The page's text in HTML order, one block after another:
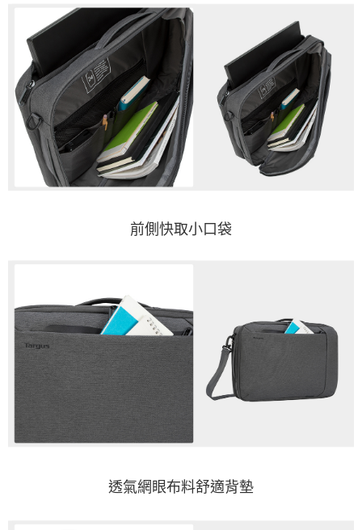
前側快取小口袋
透氣網眼布料舒適背墊